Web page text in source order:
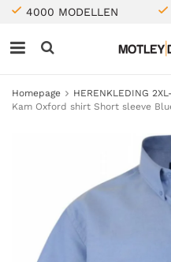
4000 MODELLEN
Homepage HERENKLEDING
Kam Oxford shirt Short sleeve